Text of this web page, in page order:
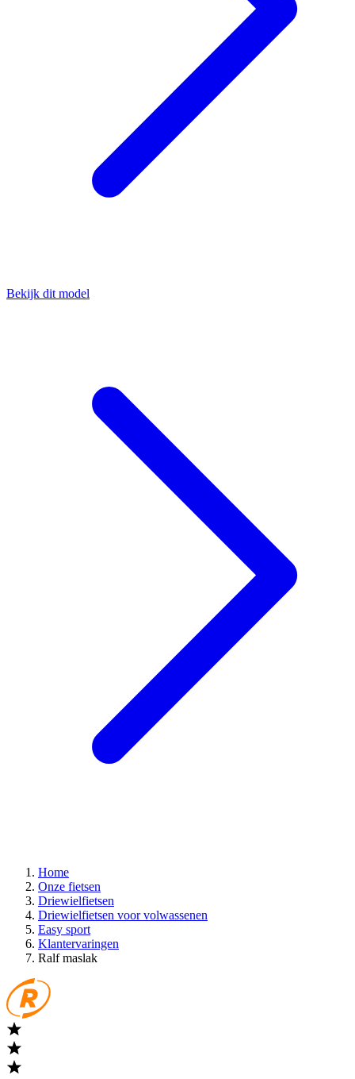
Bekijk dit model
Home
Onze fietsen
Driewielfietsen
Driewielfietsen voor volwassenen
Easy sport
Klantervaringen
Ralf maslak